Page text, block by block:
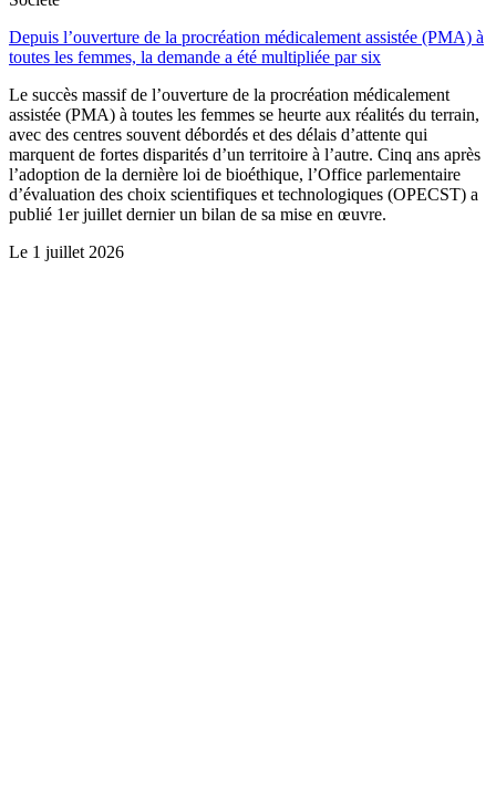
Depuis l’ouverture de la procréation médicalement assistée (PMA) à
toutes les femmes, la demande a été multipliée par six
Le succès massif de l’ouverture de la procréation médicalement
assistée (PMA) à toutes les femmes se heurte aux réalités du terrain,
avec des centres souvent débordés et des délais d’attente qui
marquent de fortes disparités d’un territoire à l’autre. Cinq ans après
l’adoption de la dernière loi de bioéthique, l’Office parlementaire
d’évaluation des choix scientifiques et technologiques (OPECST) a
publié 1er juillet dernier un bilan de sa mise en œuvre.
Le 1 juillet 2026